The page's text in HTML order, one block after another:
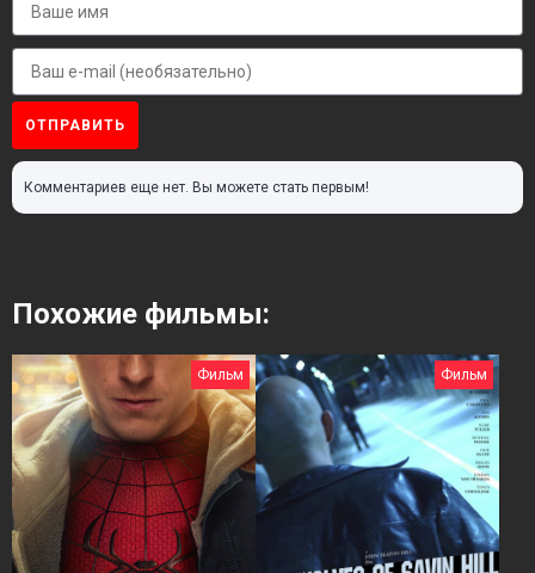
ОТПРАВИТЬ
Комментариев еще нет. Вы можете стать первым!
Похожие фильмы:
Фильм Фильм